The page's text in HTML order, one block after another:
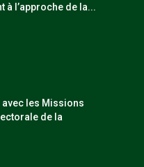
à l’approche de la...
avec les Missions
de la